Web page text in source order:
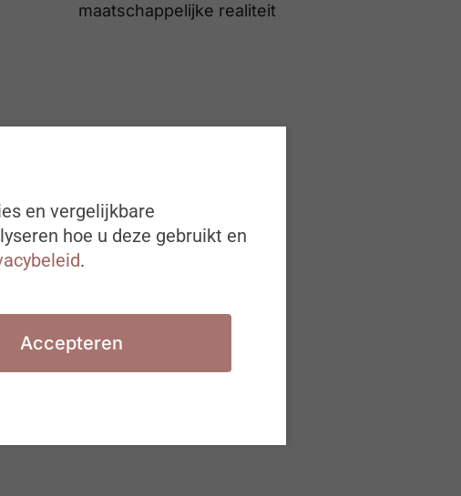
maatschappelijke realiteit
en vergelijkbare
hoe u deze gebruikt en
.
Accepteren